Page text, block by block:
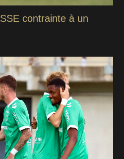
contrainte à un